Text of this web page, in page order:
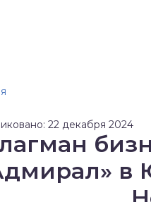
22 декабря 2024
в